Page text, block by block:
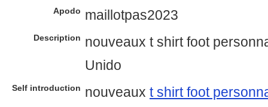
Apodo maillotpas2023
Description nouveaux t shirt foot
Unido
Self introduction nouveaux t shirt foot